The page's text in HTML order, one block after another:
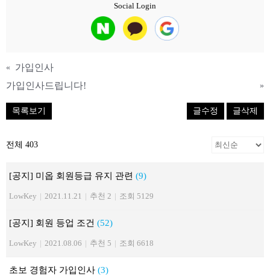
Social Login
« 가입인사
가입인사드립니다!
»
목록보기 글수정 글삭제
전체 403
[공지] 미옵 회원등급 유지 관련 (9)
LowKey | 2021.11.21 | 추천 2 | 조회 5129
[공지] 회원 등업 조건 (52)
LowKey | 2021.08.06 | 추천 5 | 조회 6618
초보 경험자 가입인사 (3)